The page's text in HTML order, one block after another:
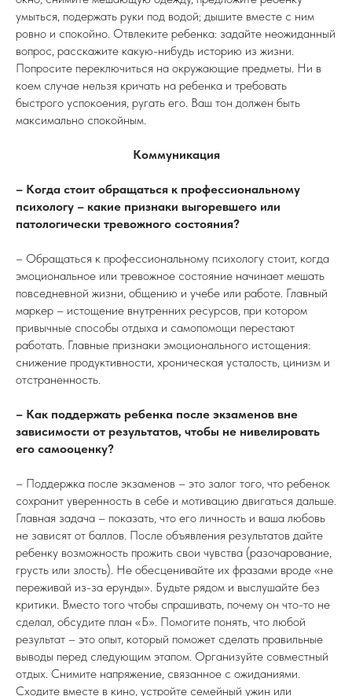
умыться, подержать руки под водой; дышите вместе с ним
ровно и спокойно. Отвлеките ребенка: задайте неожиданный
вопрос, расскажите какую-нибудь историю из жизни.
Попросите переключиться на окружающие предметы. Ни в
коем случае нельзя кричать на ребенка и требовать
быстрого успокоения, ругать его. Ваш тон должен быть
максимально спокойным.
Коммуникация
– Когда стоит обращаться к профессиональному
психологу – какие признаки выгоревшего или
патологически тревожного состояния?
– Обращаться к профессиональному психологу стоит, когда
эмоциональное или тревожное состояние начинает мешать
повседневной жизни, общению и учебе или работе. Главный
маркер – истощение внутренних ресурсов, при котором
привычные способы отдыха и самопомощи перестают
работать. Главные признаки эмоционального истощения:
снижение продуктивности, хроническая усталость, цинизм и
отстраненность.
– Как поддержать ребенка после экзаменов вне
зависимости от результатов, чтобы не нивелировать
его самооценку?
– Поддержка после экзаменов – это залог того, что ребенок
сохранит уверенность в себе и мотивацию двигаться дальше.
Главная задача – показать, что его личность и ваша любовь
не зависят от баллов. После объявления результатов дайте
ребенку возможность прожить свои чувства (разочарование,
грусть или злость). Не обесценивайте их фразами вроде «не
переживай из-за ерунды». Будьте рядом и выслушайте без
критики. Вместо того чтобы спрашивать, почему он что-то не
сделал, обсудите план «Б». Помогите понять, что любой
результат – это опыт, который поможет сделать правильные
выводы перед следующим этапом. Организуйте совместный
отдых. Снимите напряжение, связанное с ожиданиями.
Сходите вместе в кино, устройте семейный ужин или